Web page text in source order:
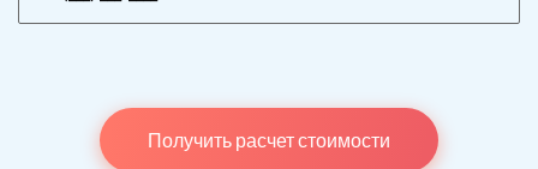
Получить расчет стоимости